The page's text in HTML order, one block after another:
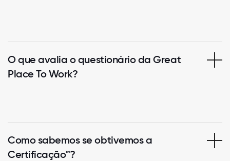
O que avalia o questionário da Great
Place To Work?
Como sabemos se obtivemos a
Certificação™?